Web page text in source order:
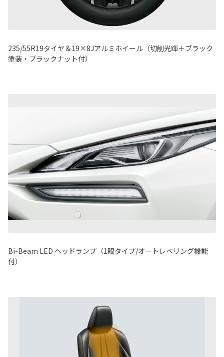
235/55R19タイヤ＆19×8Jアルミホイール（切削光輝＋ブラック
塗装・ブラックナット付）
Bi-Beam LED ヘッドランプ（1眼タイプ/オートレベリング機能
付）